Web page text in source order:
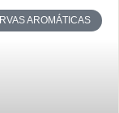
AROMÁTICAS